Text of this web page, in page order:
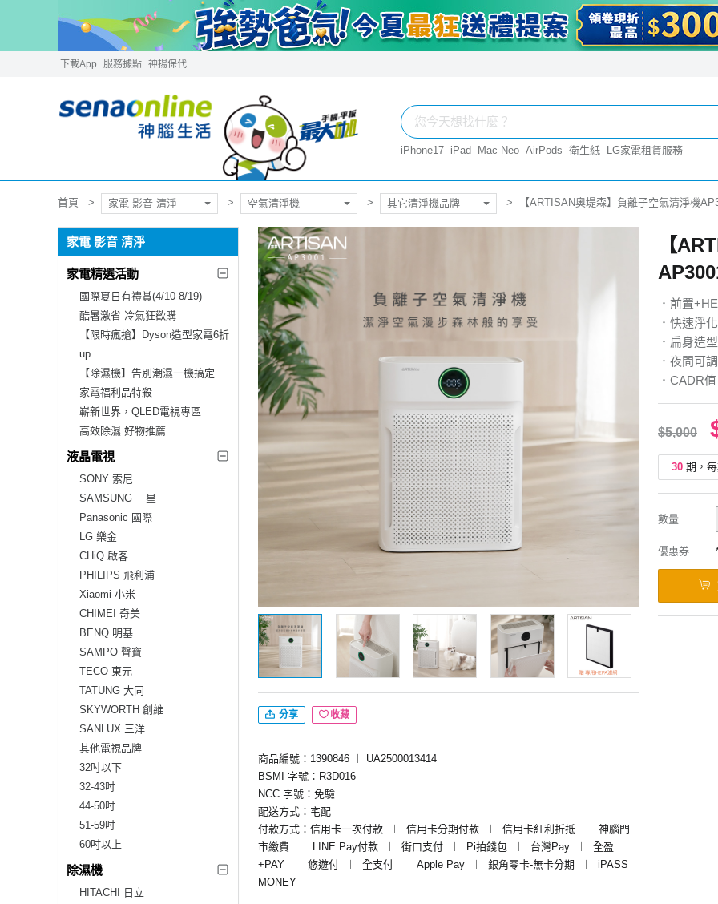
下載App 服務據點 神揚保代
iPhone17 iPad Mac Neo AirPods 衛生紙 LG家電租賃服務
首頁 家電 影音 清淨 空氣清淨機 其它清淨機品牌 【ARTISAN奧堤森】負離子空氣清淨機
家電 影音 清淨
家電精選活動
國際夏日有禮賞(4/10-8/19)
酷暑激省 冷氣狂歡購
【限時瘋搶】Dyson造型家電6折
up
【除濕機】告別潮濕一機搞定
家電福利品特殺
嶄新世界，QLED電視專區
高效除濕 好物推薦
液晶電視
SONY 索尼
SAMSUNG 三星
Panasonic 國際
LG 樂金
CHiQ 啟客
PHILIPS 飛利浦
Xiaomi 小米
CHIMEI 奇美
BENQ 明基
SAMPO 聲寶
TECO 東元
TATUNG 大同
SKYWORTH 創維
SANLUX 三洋
其他電視品牌
32吋以下
32-43吋
44-50吋
51-59吋
60吋以上
除濕機
HITACHI 日立
分享 收藏
商品編號：1390846 ︱
UA2500013414
BSMI 字號：R3D016
NCC 字號：免驗
配送方式：宅配
付款方式：信用卡一次付款
︱ 信用卡分期付款 ︱ 信用卡紅利折抵 ︱
神腦門
市繳費
︱ LINE Pay付款 ︱ 街口支付 ︱ Pi拍錢包 ︱ 台灣Pay ︱
全盈
+PAY
︱ 悠遊付 ︱ 全支付 ︱ Apple Pay ︱ 銀角零卡-無卡分期 ︱
iPASS
MONEY
【
．前置
．快速淨
．扁身造
．夜間可
．CADR
$5,000
30 期，每
數量
優惠券